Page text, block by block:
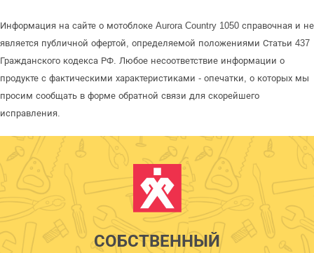
Информация на сайте о мотоблоке Aurora Country 1050 справочная и не
является публичной офертой, определяемой положениями Статьи 437
Гражданского кодекса РФ. Любое несоответствие информации о
продукте с фактическими характеристиками - опечатки, о которых мы
просим сообщать в форме обратной связи для скорейшего
исправления.
СОБСТВЕННЫЙ